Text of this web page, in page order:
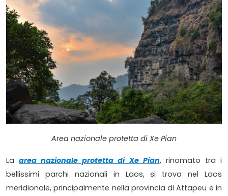
Area nazionale protetta di Xe Pian
Laarea nazionale protetta di Xe Pian, rinomato tra i
bellissimi parchi nazionali in Laos, si trova nel Laos
meridionale, principalmente nella provincia di Attapeu e in